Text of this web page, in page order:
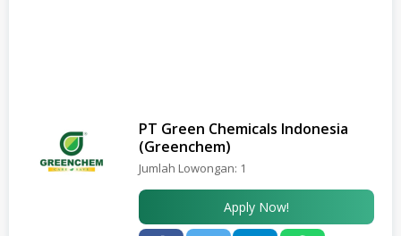
PT Green Chemicals Indonesia
(Greenchem)
Jumlah Lowongan: 1
Apply Now!